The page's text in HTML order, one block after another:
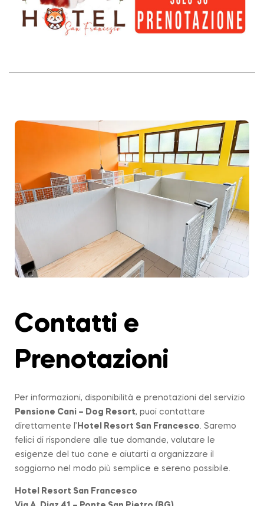
Contatti e
Prenotazioni
Per informazioni, disponibilità e prenotazioni del servizio
Pensione Cani – Dog Resort, puoi contattare
direttamente l’ Hotel Resort San Francesco . Saremo
felici di rispondere alle tue domande, valutare le
esigenze del tuo cane e aiutarti a organizzare il
soggiorno nel modo più semplice e sereno possibile.
Hotel Resort San Francesco